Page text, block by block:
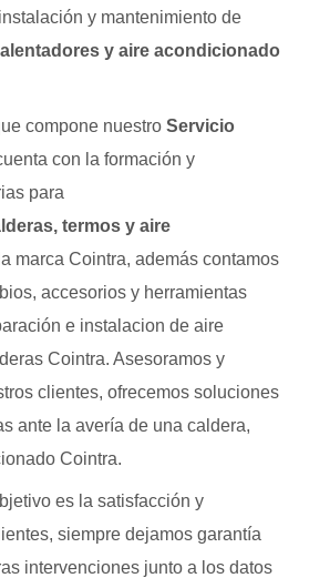
y mantenimiento de
y aire acondicionado
compone nuestro Servicio
con la formación y
para
termos y aire
marca Cointra, además contamos
accesorios y herramientas
e instalacion de aire
Cointra. Asesoramos y
clientes, ofrecemos soluciones
ante la avería de una caldera,
Cointra.
es la satisfacción y
siempre dejamos garantía
intervenciones junto a los datos